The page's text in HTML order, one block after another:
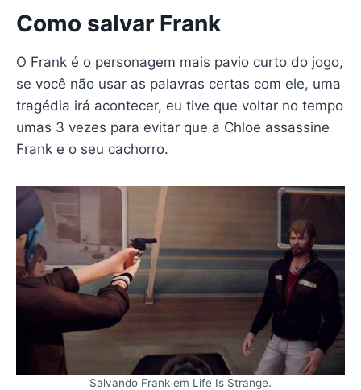
Como salvar Frank
O Frank é o personagem mais pavio curto do jogo,
se você não usar as palavras certas com ele, uma
tragédia irá acontecer, eu tive que voltar no tempo
umas 3 vezes para evitar que a Chloe assassine
Frank e o seu cachorro.
Salvando Frank em Life Is Strange.